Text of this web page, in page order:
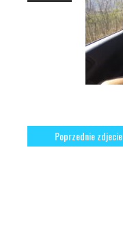
Poprzednie zdjecie